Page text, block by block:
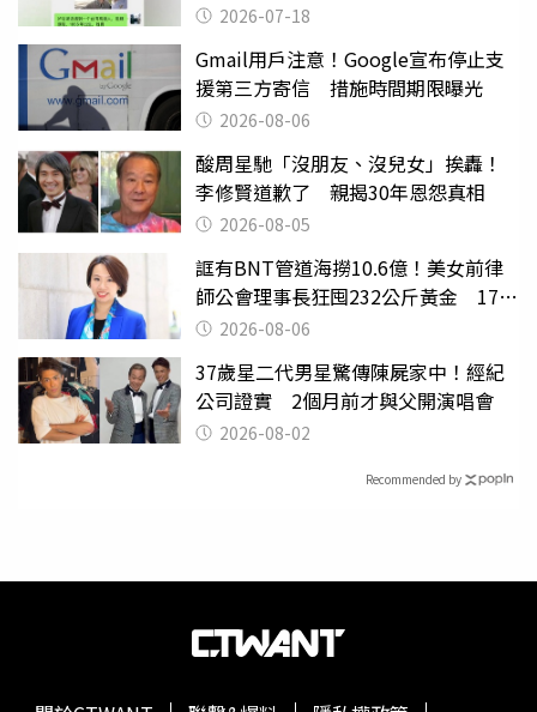
2026-07-18
Gmail用戶注意！Google宣布停止支
援第三方寄信 措施時間期限曝光
2026-08-06
酸周星馳「沒朋友、沒兒女」挨轟！
李修賢道歉了 親揭30年恩怨真相
2026-08-05
誆有BNT管道海撈10.6億！美女前律
師公會理事長狂囤232公斤黃金 17人
遭起訴
2026-08-06
37歲星二代男星驚傳陳屍家中！經紀
公司證實 2個月前才與父開演唱會
2026-08-02
Recommended by